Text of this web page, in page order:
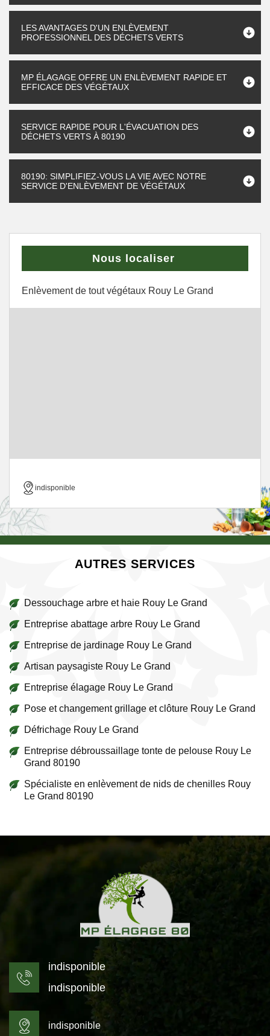
LES AVANTAGES D'UN ENLÈVEMENT
PROFESSIONNEL DES DÉCHETS VERTS
MP ÉLAGAGE OFFRE UN ENLÈVEMENT RAPIDE ET
EFFICACE DES VÉGÉTAUX
SERVICE RAPIDE POUR L'ÉVACUATION DES
DÉCHETS VERTS À 80190
80190: SIMPLIFIEZ-VOUS LA VIE AVEC NOTRE
SERVICE D'ENLÈVEMENT DE VÉGÉTAUX
Nous localiser
Enlèvement de tout végétaux Rouy Le Grand
indisponible
AUTRES SERVICES
Dessouchage arbre et haie Rouy Le Grand
Entreprise abattage arbre Rouy Le Grand
Entreprise de jardinage Rouy Le Grand
Artisan paysagiste Rouy Le Grand
Entreprise élagage Rouy Le Grand
Pose et changement grillage et clôture Rouy Le Grand
Défrichage Rouy Le Grand
Entreprise débroussaillage tonte de pelouse Rouy Le
Grand 80190
Spécialiste en enlèvement de nids de chenilles Rouy
Le Grand 80190
indisponible
indisponible
indisponible